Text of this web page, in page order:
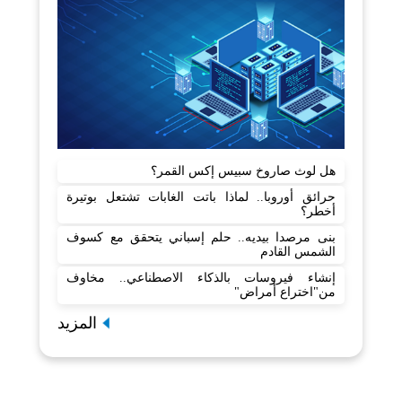
هل لوث صاروخ سبيس إكس القمر؟
حرائق أوروبا.. لماذا باتت الغابات تشتعل بوتيرة
أخطر؟
بنى مرصدا بيديه.. حلم إسباني يتحقق مع كسوف
الشمس القادم
إنشاء فيروسات بالذكاء الاصطناعي.. مخاوف
من"اختراع أمراض"
المزيد